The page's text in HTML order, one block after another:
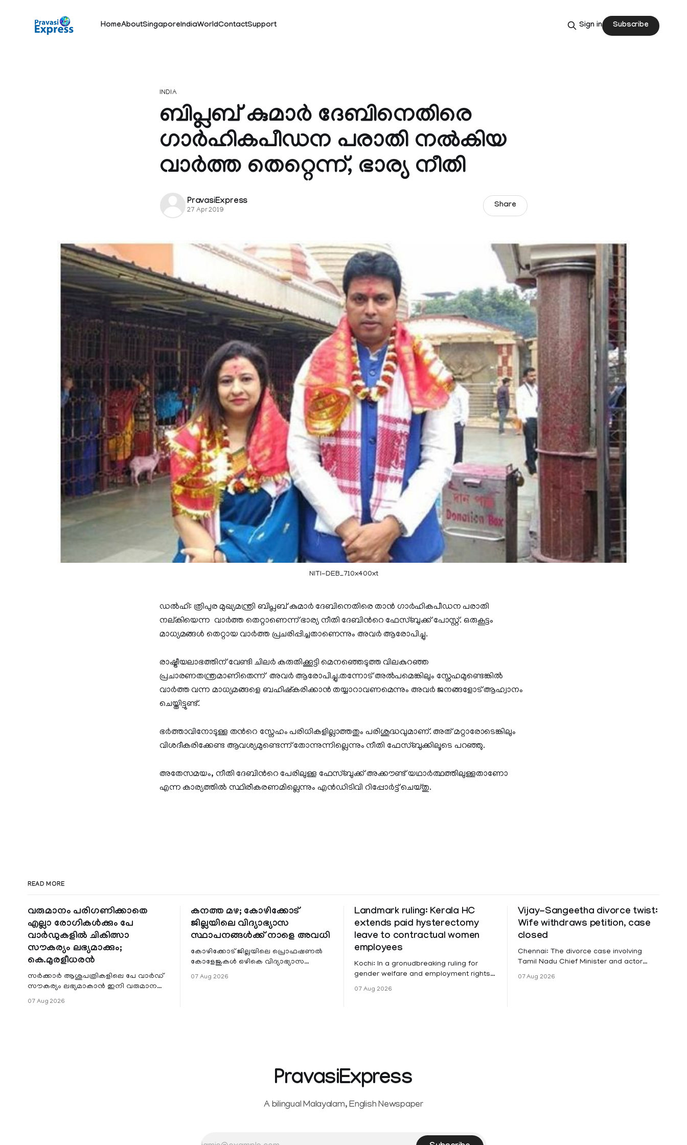
HomeAboutSingaporeIndiaWorldContactSupport Sign in Subscribe
INDIA
ബിപ്ലബ് കുമാര്‍ ദേബിനെതിരെ
ഗാര്‍ഹികപീഡന പരാതി നൽകിയ
വാർത്ത തെറ്റെന്ന്, ഭാര്യ നീതി
PravasiExpress
27 Apr 2019
Share
NITI-DEB_710x400xt
ഡൽഹി: ത്രിപുര മുഖ്യമന്ത്രി ബിപ്ലബ് കുമാര്‍ ദേബിനെതിരെ താന്‍ ഗാര്‍ഹികപീഡന പരാതി
നല്കിയെന്ന വാര്‍ത്ത തെറ്റാണെന്ന് ഭാര്യ നീതി ദേബിന്‍റെ ഫേസ്ബുക്ക് പോസ്റ്റ്. ഒരുകൂട്ടം
മാധ്യമങ്ങള്‍ തെറ്റായ വാര്‍ത്ത പ്രചരിപ്പിച്ചതാണെന്നും അവര്‍ ആരോപിച്ചു.
രാഷ്ട്രീയലാഭത്തിന് വേണ്ടി ചിലര്‍ കരുതിക്കൂട്ടി മെനഞ്ഞെടുത്ത വിലകുറഞ്ഞ
പ്രചാരണതന്ത്രമാണിതെന്ന് അവര്‍ ആരോപിച്ചു.തന്നോട് അല്‍പമെങ്കിലും സ്നേഹമുണ്ടെങ്കില്‍
വാര്‍ത്ത വന്ന മാധ്യമങ്ങളെ ബഹിഷ്കരിക്കാന്‍ തയ്യാറാവണമെന്നും അവര്‍ ജനങ്ങളോട് ആഹ്വാനം
ചെയ്തിട്ടുണ്ട്.
ഭര്‍ത്താവിനോടുള്ള തന്‍റെ സ്നേഹം പരിധികളില്ലാത്തതും പരിശുദ്ധവുമാണ്. അത് മറ്റാരോടെങ്കിലും
വിശദീകരിക്കേണ്ട ആവശ്യമുണ്ടെന്ന് തോന്നുന്നില്ലെന്നും നീതി ഫേസ്ബുക്കിലൂടെ പറഞ്ഞു.
അതേസമയം, നീതി ദേബിന്‍റെ പേരിലുള്ള ഫേസ്ബുക്ക് അക്കൗണ്ട് യഥാര്‍ത്ഥത്തിലുള്ളതാണോ
എന്ന കാര്യത്തില്‍ സ്ഥിരീകരണമില്ലെന്നും എന്‍ഡിടിവി റിപ്പോര്‍ട്ട് ചെയ്തു.
READ MORE
വരുമാനം പരിഗണിക്കാതെ
എല്ലാ രോഗികൾക്കും പേ
വാർഡുകളിൽ ചികിത്സാ
സൗകര്യം ലഭ്യമാക്കും;
കെ.മുരളീധരൻ
സർക്കാർ ആശുപത്രികളിലെ പേ വാർഡ്
സൗകര്യം ലഭ്യമാകാൻ ഇനി വരുമാന
വരുമാനം പരിഗണിക്കാതെ എല്ലാ
07 Aug 2026
കനത്ത മഴ; കോഴിക്കോട്
ജില്ലയിലെ വിദ്യാഭ്യാസ
സ്ഥാപനങ്ങൾക്ക് നാളെ അവധി
കോഴിക്കോട് ജില്ലയിലെ പ്രൊഫഷണൽ
കോളേജുകൾ ഒഴികെ വിദ്യാഭ്യാസ
ജില്ലയിലെ മലയോര- തീരദേശ
07 Aug 2026
Landmark ruling: Kerala HC
extends paid hysterectomy
leave to contractual women
employees
Kochi: In a gronudbreaking ruling for
gender welfare and employment rights,
female contractual staff employed in
07 Aug 2026
Vijay-Sangeetha divorce twist:
Wife withdraws petition, case
closed
Chennai: The divorce case involving
Tamil Nadu Chief Minister and actor
Sowrnalingam has taken a new turn
07 Aug 2026
PravasiExpress
A bilingual Malayalam, English Newspaper